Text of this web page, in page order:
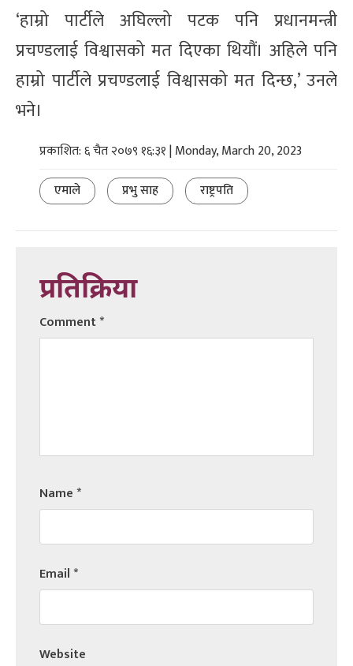
‘हाम्रो पार्टीले अघिल्लो पटक पनि प्रधानमन्त्री
प्रचण्डलाई विश्वासको मत दिएका थियौं। अहिले पनि
हाम्रो पार्टीले प्रचण्डलाई विश्वासको मत दिन्छ,’ उनले
भने।
प्रकाशित: ६ चैत २०७९ १६:३१ | Monday, March 20, 2023
एमाले
प्रभु साह राष्ट्रपति
प्रतिक्रिया
Comment*
Name*
Email*
Website